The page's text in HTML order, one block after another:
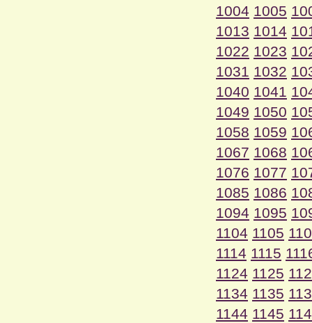
1004 1005
1013 1014
1022 1023
1031 1032
1040 1041
1049 1050
1058 1059
1067 1068
1076 1077
1085 1086
1094 1095
1104 1105
1114 1115
1124 1125
1134 1135
1144 1145